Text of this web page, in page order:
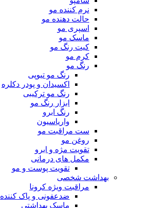
نرم کننده مو
حالت دهنده مو
اسپری مو
ماسک مو
کیت رنگ مو
کرم مو
رنگ مو
رنگ مو تیوپی
اکسیدان و پودر دکلره
رنگ مو ترکیبی
ابزار رنگ مو
رنگ ابرو
واریاسیون
ست مراقبت مو
روغن مو
تقویت مژه و ابرو
مکمل های درمانی
تقویت پوست و مو
بهداشت شخصی
مراقبت ویژه کرونا
ضدعفونی و پاک کننده
ماسک بهداشتی